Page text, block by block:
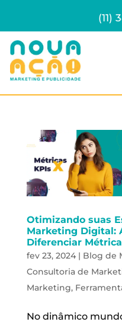
(11)
Otimizando suas
Marketing Digital:
Diferenciar
fev 23, 2024| Blog de
Consultoria de
Marketing,
No dinâmico